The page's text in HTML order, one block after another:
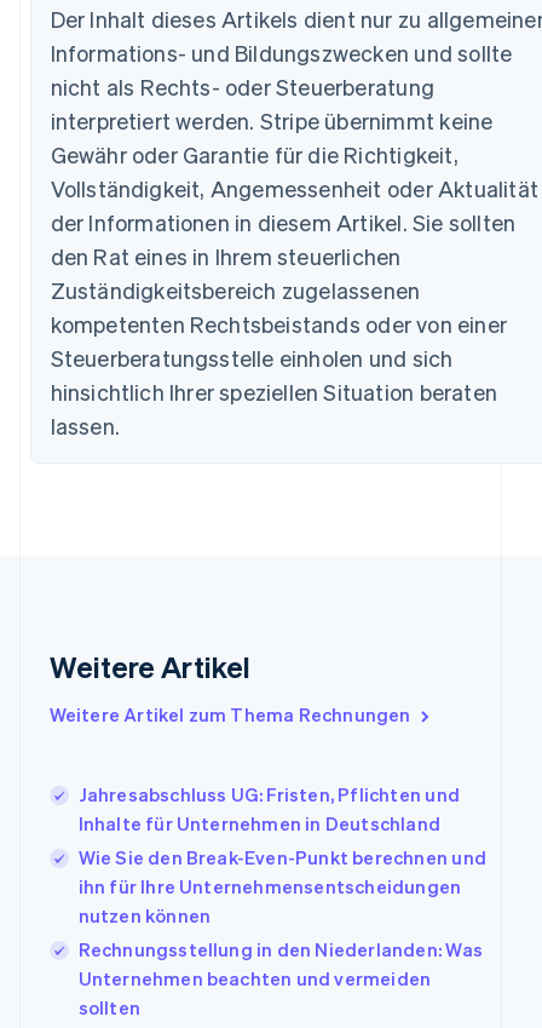
Der Inhalt dieses Artikels dient nur zu
Informations- und Bildungszwecken und sollte
nicht als Rechts- oder Steuerberatung
interpretiert werden. Stripe übernimmt keine
Gewähr oder Garantie für die Richtigkeit,
Vollständigkeit, Angemessenheit oder Aktualität
der Informationen in diesem Artikel. Sie sollten
den Rat eines in Ihrem steuerlichen
Zuständigkeitsbereich zugelassenen
kompetenten Rechtsbeistands oder von einer
Steuerberatungsstelle einholen und sich
hinsichtlich Ihrer speziellen Situation beraten
lassen.
Weitere Artikel
Weitere Artikel zum Thema Rechnungen
Jahresabschluss UG: Fristen, Pflichten und
Inhalte für Unternehmen in Deutschland
Wie Sie den Break-Even-Punkt berechnen und
ihn für Ihre Unternehmensentscheidungen
nutzen können
Rechnungsstellung in den Niederlanden: Was
Unternehmen beachten und vermeiden
sollten
Australien
English
Belgien
Nederlands FrançaisDeutschEnglish
Brasilien
Português English
Bulgarien
English
Dänemark
English
Deutschland
Estland
English
English
Indien
English
Italien
ItalianoEnglish
Japan
Kanada
EnglishFrançais
Kroatien
English Italiano
Lettland
English